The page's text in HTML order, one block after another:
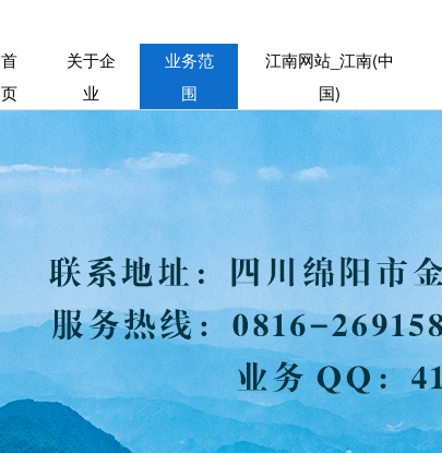
首
页
关于企
业
业务范
围
江南网站_江南(中
国)